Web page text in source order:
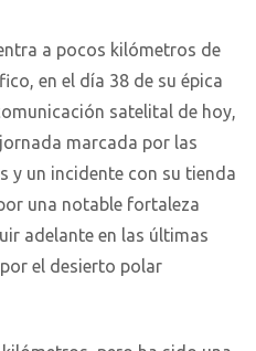
a pocos kilómetros de
en el día 38 de su épica
satelital de hoy,
marcada por las
y un incidente con su tienda
una notable fortaleza
adelante en las últimas
el desierto polar